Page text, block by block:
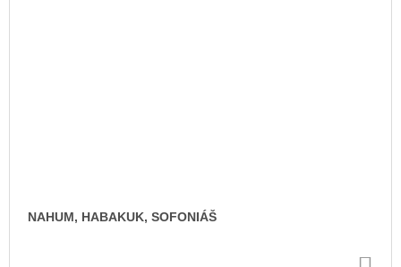
NAHUM, HABAKUK, SOFONIÁŠ